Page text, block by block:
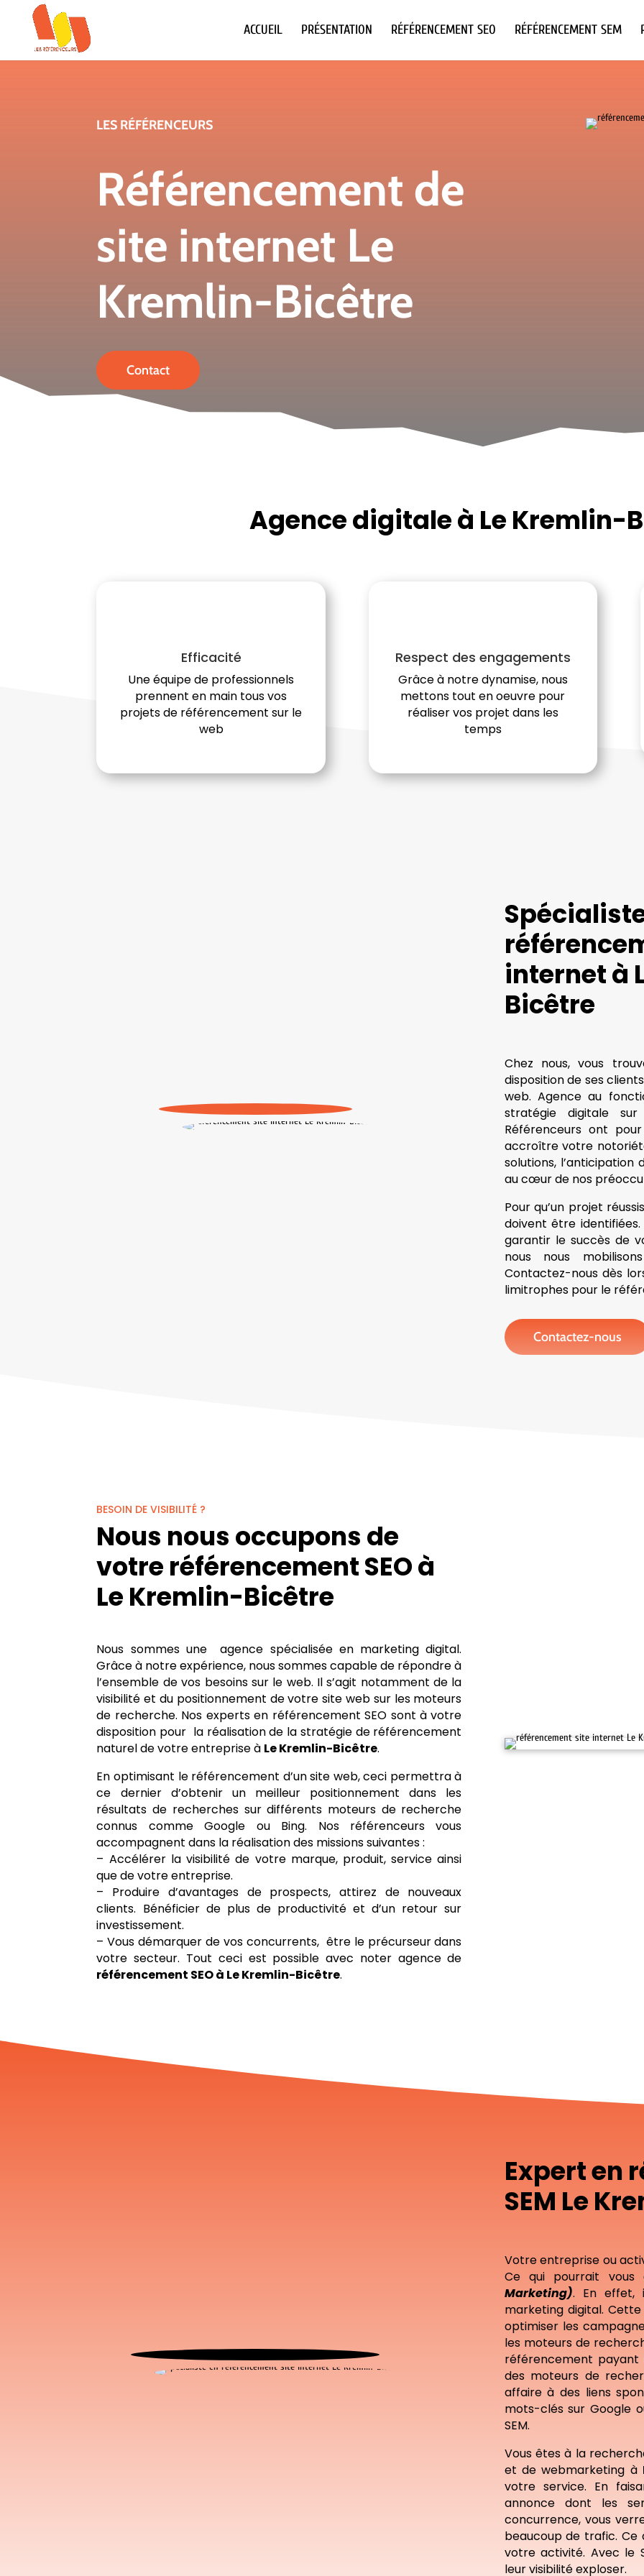
ACCUEIL PRÉSENTATION RÉFÉRENCEMENT SEO RÉFÉRENCEMENT SEM
LES RÉFÉRENCEURS
Référencement de
site internet Le
Kremlin-Bicêtre
Contact
Agence digitale à Le Kremlin-
Efficacité
Une équipe de professionnels
prennent en main tous vos
projets de référencement sur le
web
Respect des engagements
Grâce à notre dynamise, nous
mettons tout en oeuvre pour
réaliser vos projet dans les
temps
internet à
Bicêtre
Chez nous, vous
disposition de ses
web. Agence au
stratégie digitale
Référenceurs ont
accroître votre
solutions,
au cœur de nos
Pour qu’un projet
doivent être
garantir le succès de
nous nous
Contactez-nous dès
limitrophes pour le
Contactez-nous
BESOIN DE VISIBILITÉ ?
Nous nous occupons de
votre référencement SEO à
Le Kremlin-Bicêtre
Nous sommes une agence spécialisée en marketing digital.
Grâce à notre expérience, nous sommes capable de répondre à
l’ensemble de vos besoins sur le web. Il s’agit notamment de la
visibilité et du positionnement de votre site web sur les moteurs
de recherche. Nos experts en référencement SEO sont à votre
disposition pour la réalisation de la stratégie de référencement
naturel de votre entreprise à Le Kremlin-Bicêtre.
En optimisant le référencement d’un site web, ceci permettra à
ce dernier d’obtenir un meilleur positionnement dans les
résultats de recherches sur différents moteurs de recherche
connus comme Google ou Bing. Nos référenceurs vous
accompagnent dans la réalisation des missions suivantes :
– Accélérer la visibilité de votre marque, produit, service ainsi
que de votre entreprise.
– Produire d’avantages de prospects, attirez de nouveaux
clients. Bénéficier de plus de productivité et d’un retour sur
investissement.
– Vous démarquer de vos concurrents, être le précurseur dans
votre secteur. Tout ceci est possible avec noter agence de
référencement SEO à Le Kremlin-Bicêtre.
Expert en
SEM Le
Votre entreprise ou
Ce qui pourrait vous
Marketing). En effet,
marketing digital.
optimiser les
les moteurs de
référencement
des moteurs de
affaire à des liens
mots-clés sur Google
SEM.
Vous êtes à la
et de webmarketing à
votre service. En
annonce dont les
concurrence, vous
beaucoup de trafic. Ce
votre activité. Avec le
leur visibilité exploser.